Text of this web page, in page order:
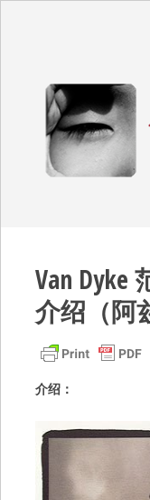
Van Dyke
介绍（阿
介绍：